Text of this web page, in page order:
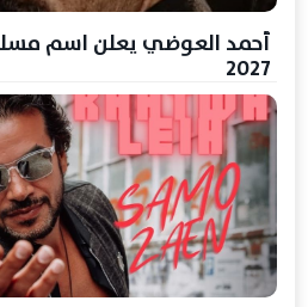
أحمد العوضي يعلن اسم
2027